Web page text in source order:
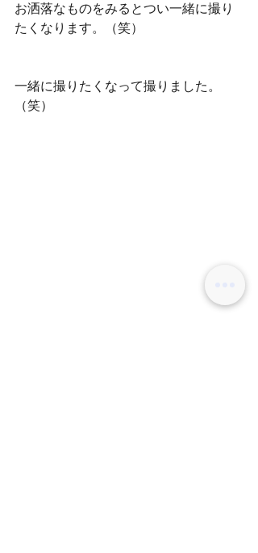
お洒落なものをみるとつい一緒に撮り
たくなります。（笑）
一緒に撮りたくなって撮りました。
（笑）